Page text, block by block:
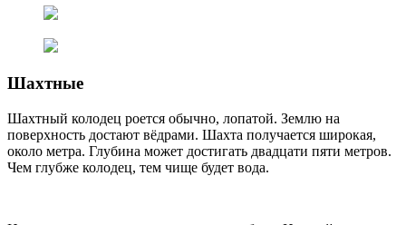
Шахтные
Шахтный колодец роется обычно, лопатой. Землю на
поверхность достают вёдрами. Шахта получается широкая,
около метра. Глубина может достигать двадцати пяти метров.
Чем глубже колодец, тем чище будет вода.